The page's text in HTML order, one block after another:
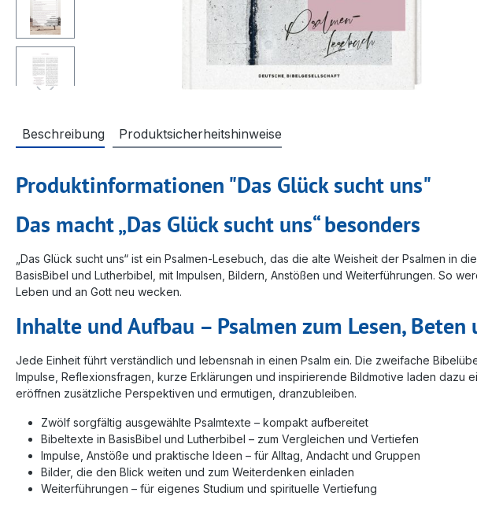
Beschreibung Produktsicherheitshinweise
Produktinformationen "Das Glück sucht uns"
Das macht „Das Glück sucht uns“ besonders
„Das Glück sucht uns“ ist ein Psalmen‑Lesebuch, das die alte Weisheit der Psalmen
BasisBibel und Lutherbibel, mit Impulsen, Bildern, Anstößen und Weiterführungen. So
Leben und an Gott neu wecken.
Inhalte und Aufbau – Psalmen zum Lesen, Beten
Jede Einheit führt verständlich und lebensnah in einen Psalm ein. Die zweifache
Impulse, Reflexionsfragen, kurze Erklärungen und inspirierende Bildmotive laden dazu
eröffnen zusätzliche Perspektiven und ermutigen, dranzubleiben.
Zwölf sorgfältig ausgewählte Psalmtexte – kompakt aufbereitet
Bibeltexte in BasisBibel und Lutherbibel – zum Vergleichen und Vertiefen
Impulse, Anstöße und praktische Ideen – für Alltag, Andacht und Gruppen
Bilder, die den Blick weiten und zum Weiterdenken einladen
Weiterführungen – für eigenes Studium und spirituelle Vertiefung